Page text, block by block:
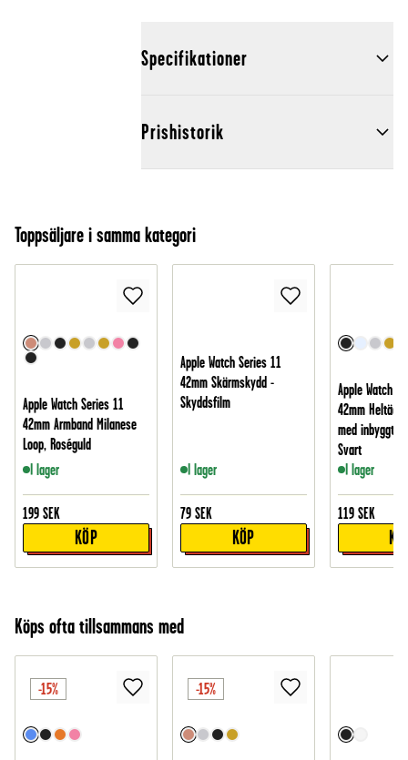
Specifikationer
Prishistorik
Toppsäljare i samma kategori
Apple Watch Series 11
42mm Armband Milanese
Loop, Roséguld
I lager
199 SEK
KÖP
Apple Watch Series 11
42mm Skärmskydd -
Skyddsfilm
I lager
79 SEK
KÖP
Apple Watch
42mm
med inbyggt
Svart
I lager
119 SEK
Köps ofta tillsammans med
-15% -15%